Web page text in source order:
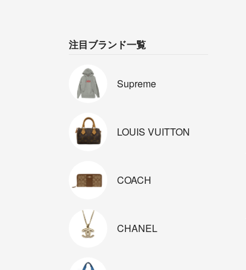
注目ブランド一覧
Supreme
LOUIS VUITTON
COACH
CHANEL